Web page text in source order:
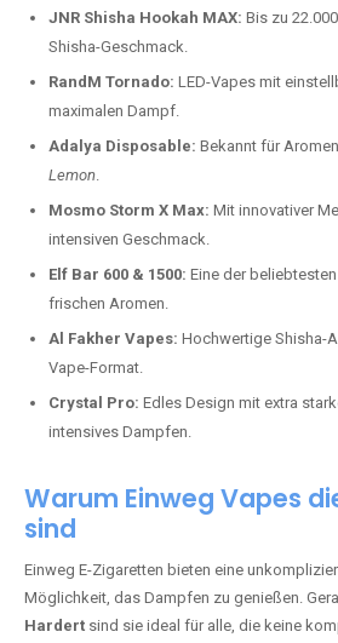
JNR Shisha Hookah MAX: Bis zu
Shisha-Geschmack.
RandM Tornado: LED-Vapes mit
maximalen Dampf.
Adalya Disposable: Bekannt für
Lemon.
Mosmo Storm X Max: Mit innovativer
intensiven Geschmack.
Elf Bar 600 & 1500: Eine der
frischen Aromen.
Al Fakher Vapes: Hochwertige Shisha-
Vape-Format.
Crystal Pro: Edles Design mit extra
intensives Dampfen.
Warum Einweg Vapes
sind
Einweg E-Zigaretten bieten eine
Möglichkeit, das Dampfen zu genießen.
Hardert sind sie ideal für alle, die keine